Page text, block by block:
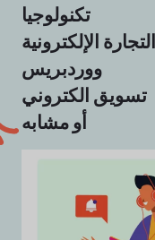
تكنولوجيا
التجارة الإلكترونية
ووردبريس
تسويق الكتروني
أو مشابه